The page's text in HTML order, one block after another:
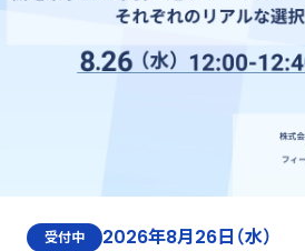
受付中 2026年8月26日（水）